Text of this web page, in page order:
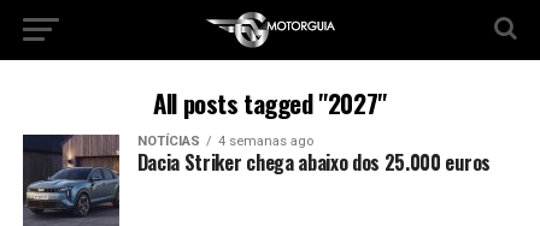
All posts tagged "2027"
NOTÍCIAS 4 semanas ago
Dacia Striker chega abaixo dos 25.000 euros